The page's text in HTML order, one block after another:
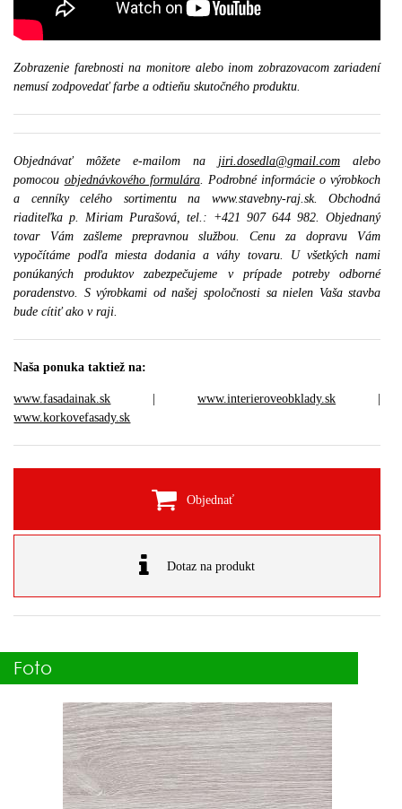
Zobrazenie farebnosti na monitore alebo inom zobrazovacom zariadení
nemusí zodpovedať farbe a odtieňu skutočného produktu.
Objednávať môžete e-mailom na jiri.dosedla@gmail.comalebo
pomocou objednávkového formulára. Podrobné informácie o výrobkoch
a cenníky celého sortimentu na www.stavebny-raj.sk. Obchodná
riaditeľka p. Miriam Purašová, tel.: +421 907 644 982. Objednaný
tovar Vám zašleme prepravnou službou. Cenu za dopravu Vám
vypočítáme podľa miesta dodania a váhy tovaru. U všetkých nami
ponúkaných produktov zabezpečujeme v prípade potreby odborné
poradenstvo. S výrobkami od našej spoločnosti sa nielen Vaša stavba
bude cítiť ako v raji.
Naša ponuka taktiež na:
www.fasadainak.sk |www.interieroveobklady.sk
www.korkovefasady.sk
Objednať
Dotaz na produkt
Foto